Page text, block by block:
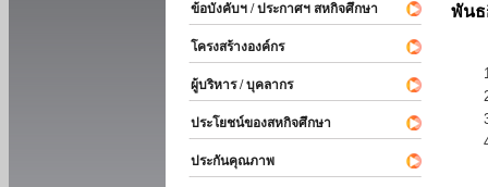
ข้อบังคับฯ / ประกาศฯ สหกิจศึกษา
โครงสร้างองค์กร
ผู้บริหาร / บุคลากร
ประโยชน์ของสหกิจศึกษา
ประกันคุณภาพ
พัน